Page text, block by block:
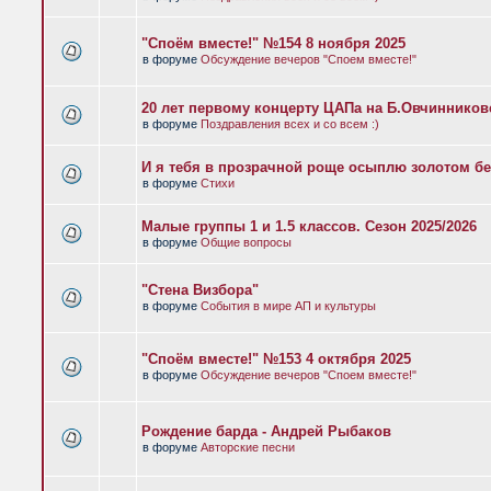
"Споём вместе!" №154 8 ноября 2025
в форуме Обсуждение вечеров "Споем вместе!"
20 лет первому концерту ЦАПа на
в форуме Поздравления всех и со всем :)
И я тебя в прозрачной роще осыплю золотом
в форуме Стихи
Малые группы 1 и 1.5 классов. Сезон 2025/2026
в форуме Общие вопросы
"Стена Визбора"
в форуме События в мире АП и культуры
"Споём вместе!" №153 4 октября 2025
в форуме Обсуждение вечеров "Споем вместе!"
Рождение барда - Андрей Рыбаков
в форуме Авторские песни